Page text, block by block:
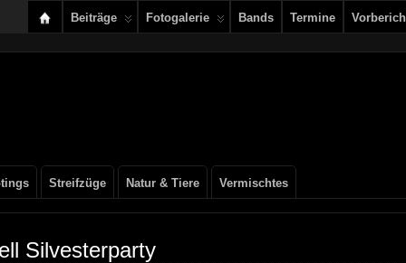
Beiträge Fotogalerie Bands Termine
Streifzüge Natur & Tiere Vermischtes
Silvesterparty